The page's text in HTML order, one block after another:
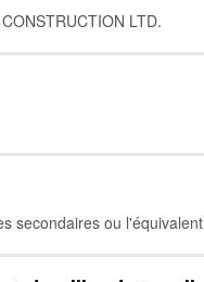
LTD.
secondaires ou l'équivalent